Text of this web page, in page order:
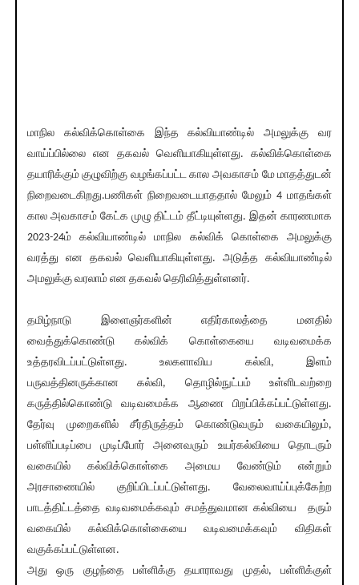
மாநில கல்விக்கொள்கை இந்த கல்வியாண்டில் அமலுக்கு வர
வாய்ப்பில்லை என தகவல் வெளியாகியுள்ளது. கல்விக்கொள்கை
தயாரிக்கும் குழுவிற்கு வழங்கப்பட்ட கால அவகாசம் மே மாதத்துடன்
நிறைவடைகிறது.பணிகள் நிறைவடையாததால் மேலும் 4 மாதங்கள்
கால அவகாசம் கேட்க முழு திட்டம் தீட்டியுள்ளது. இதன் காரணமாக
2023-24ம் கல்வியாண்டில் மாநில கல்விக் கொள்கை அமலுக்கு
வரத்து என தகவல் வெளியாகியுள்ளது. அடுத்த கல்வியாண்டில்
அமலுக்கு வரலாம் என தகவல் தெரிவித்துள்ளனர்.
தமிழ்நாடு இளைஞர்களின் எதிர்காலத்தை மனதில்
வைத்துக்கொண்டு கல்விக் கொள்கையை வடிவமைக்க
உத்தரவிடப்பட்டுள்ளது. உலகளாவிய கல்வி, இளம்
பருவத்தினருக்கான கல்வி, தொழில்நுட்பம் உள்ளிடவற்றை
கருத்தில்கொண்டு வடிவமைக்க ஆணை பிறப்பிக்கப்பட்டுள்ளது.
தேர்வு முறைகளில் சீர்திருத்தம் கொண்டுவரும் வகையிலும்,
பள்ளிப்படிப்பை முடிப்போர் அனைவரும் உயர்கல்வியை தொடரும்
வகையில் கல்விக்கொள்கை அமைய வேண்டும் என்றும்
அரசாணையில் குறிப்பிடப்பட்டுள்ளது. வேலைவாய்ப்புக்கேற்ற
பாடத்திட்டத்தை வடிவமைக்கவும் சமத்துவமான கல்வியை தரும்
வகையில் கல்விக்கொள்கையை வடிவமைக்கவும் விதிகள்
வகுக்கப்பட்டுள்ளன.
அது ஒரு குழந்தை பள்ளிக்கு தயாராவது முதல், பள்ளிக்குள்